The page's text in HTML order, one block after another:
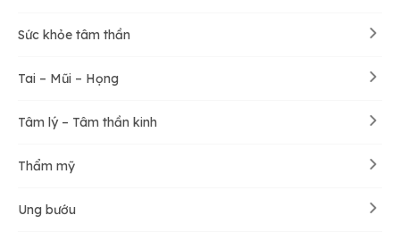
Sức khỏe tâm thần
Tai – Mũi – Họng
Tâm lý – Tâm thần kinh
Thẩm mỹ
Ung bướu